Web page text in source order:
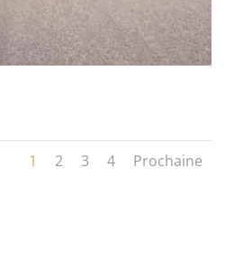
1 2 3 4 Prochaine